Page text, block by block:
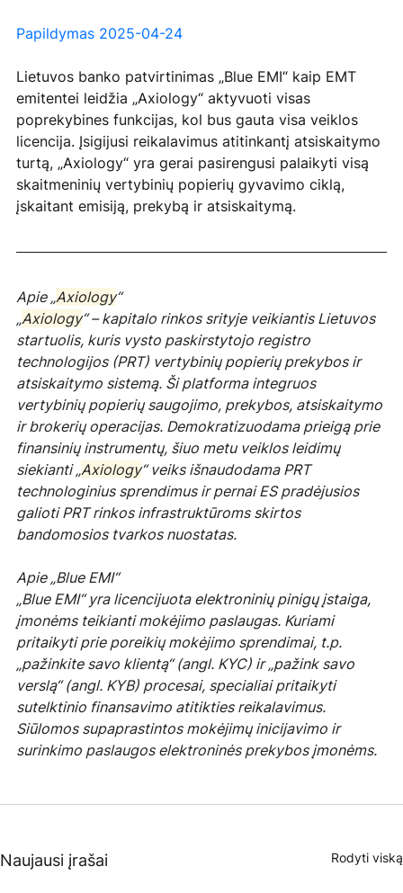
Papildymas 2025-04-24
Lietuvos banko patvirtinimas „Blue EMI“ kaip EMT
emitentei leidžia „Axiology“ aktyvuoti visas
poprekybines funkcijas, kol bus gauta visa veiklos
licencija. Įsigijusi reikalavimus atitinkantį atsiskaitymo
turtą, „Axiology“ yra gerai pasirengusi palaikyti visą
skaitmeninių vertybinių popierių gyvavimo ciklą,
įskaitant emisiją, prekybą ir atsiskaitymą.
Apie „Axiology“
„Axiology“ – kapitalo rinkos srityje veikiantis Lietuvos
startuolis, kuris vysto paskirstytojo registro
technologijos (PRT) vertybinių popierių prekybos ir
atsiskaitymo sistemą. Ši platforma integruos
vertybinių popierių saugojimo, prekybos, atsiskaitymo
ir brokerių operacijas. Demokratizuodama prieigą prie
finansinių instrumentų, šiuo metu veiklos leidimų
siekianti „Axiology“ veiks išnaudodama PRT
technologinius sprendimus ir pernai ES pradėjusios
galioti PRT rinkos infrastruktūroms skirtos
bandomosios tvarkos nuostatas.
Apie „Blue EMI“
„Blue EMI“ yra licencijuota elektroninių pinigų įstaiga,
įmonėms teikianti mokėjimo paslaugas. Kuriami
pritaikyti prie poreikių mokėjimo sprendimai, t.p.
„pažinkite savo klientą“ (angl. KYC) ir „pažink savo
verslą“ (angl. KYB) procesai, specialiai pritaikyti
sutelktinio finansavimo atitikties reikalavimus.
Siūlomos supaprastintos mokėjimų inicijavimo ir
surinkimo paslaugos elektroninės prekybos įmonėms.
Naujausi įrašai Rodyti viską